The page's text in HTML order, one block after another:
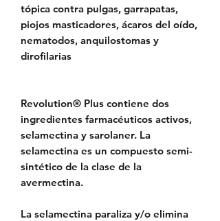
tópica contra pulgas, garrapatas,
piojos masticadores, ácaros del oído,
nematodos, anquilostomas y
dirofilarias
Revolution® Plus contiene dos
ingredientes farmacéuticos activos,
selamectina y sarolaner. La
selamectina es un compuesto semi-
sintético de la clase de la
avermectina.
La selamectina paraliza y/o elimina